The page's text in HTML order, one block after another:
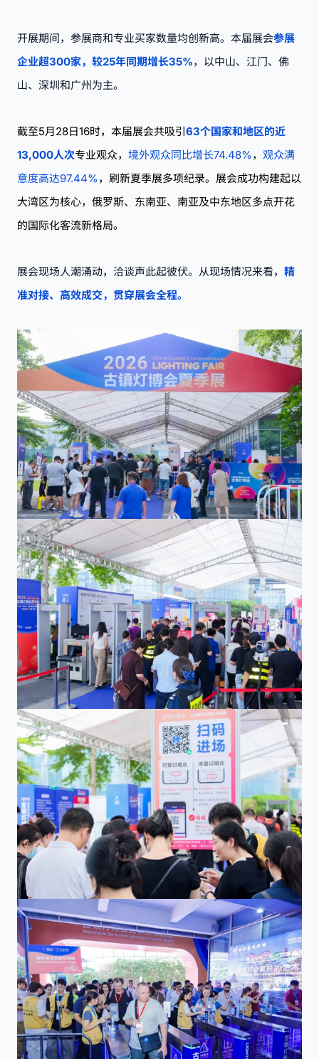
开展期间，参展商和专业买家数量均创新高。本届展会参展
企业超300家，较25年同期增长35%，以中山、江门、佛
山、深圳和广州为主。
截至5月28日16时，本届展会共吸引63个国家和地区的近
13,000人次专业观众， 境外观众同比增长74.48% ， 观众满
意度高达97.44% ，刷新夏季展多项纪录。展会成功构建起以
大湾区为核心，俄罗斯、东南亚、南亚及中东地区多点开花
的国际化客流新格局。
展会现场人潮涌动，洽谈声此起彼伏。从现场情况来看， 精
准对接、高效成交，贯穿展会全程。